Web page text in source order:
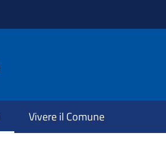
Vivere il Comune